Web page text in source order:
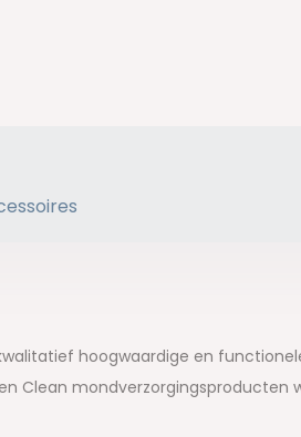
hoogwaardige en
Clean mondverzorgingsproducten